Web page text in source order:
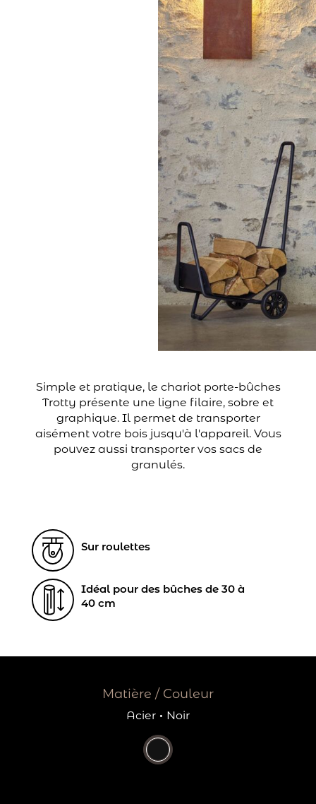
Simple et pratique, le chariot porte-bûches
Trotty présente une ligne filaire, sobre et
graphique. Il permet de transporter
aisément votre bois jusqu'à l'appareil. Vous
pouvez aussi transporter vos sacs de
granulés.
Sur roulettes
Idéal pour des bûches de 30 à
40 cm
Matière / Couleur
Acier · Noir